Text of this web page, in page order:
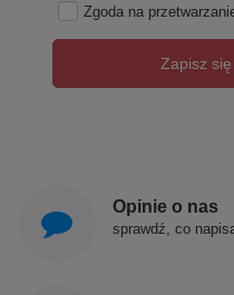
Zgoda na
Zapisz
Opinie o nas
sprawdź, co